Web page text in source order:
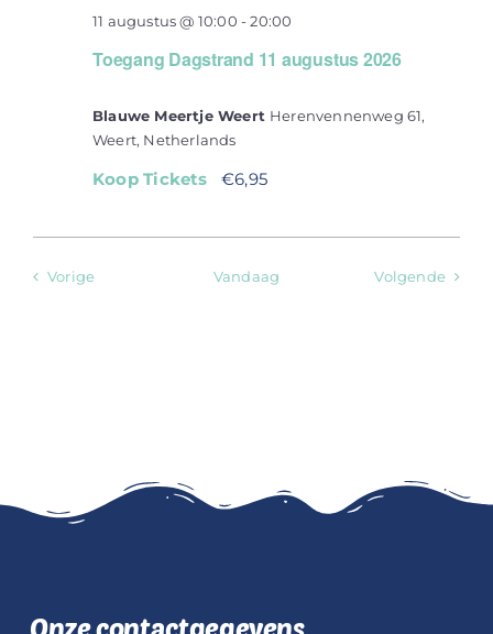
Toegang Dagstrand 11 augustus 2026
11 augustus @ 10:00 -20:00
Blauwe Meertje Weert Herenvennenweg 61,
Weert, Netherlands
Koop Tickets €6,95
VorigeEvenementen Vandaag Volgende